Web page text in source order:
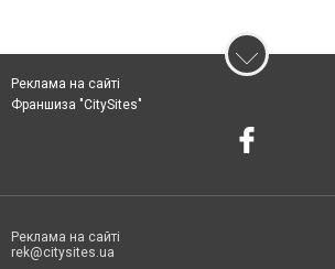
Реклама на сайті
Франшиза "CitySites"
Реклама на сайті
rek@citysites.ua